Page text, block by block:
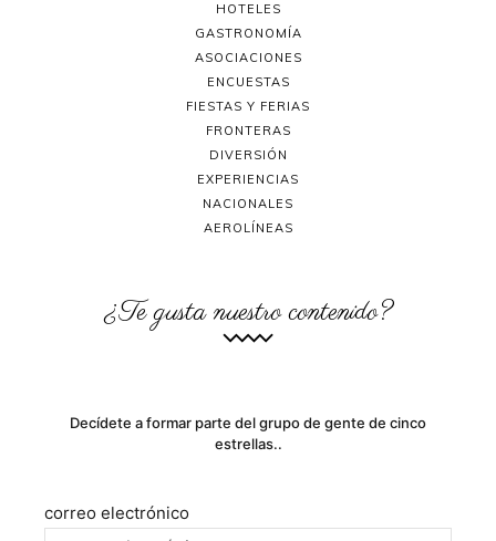
HOTELES
GASTRONOMÍA
ASOCIACIONES
ENCUESTAS
FIESTAS Y FERIAS
FRONTERAS
DIVERSIÓN
EXPERIENCIAS
NACIONALES
AEROLÍNEAS
¿Te gusta nuestro contenido?
Decídete a formar parte del grupo de gente de cinco
estrellas..
correo electrónico